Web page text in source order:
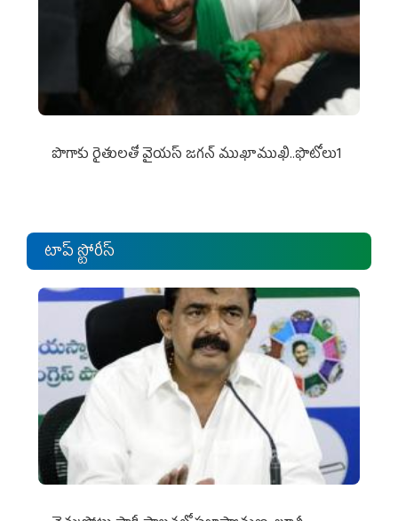
పొగాకు రైతుల‌తో వైయ‌స్ జ‌గ‌న్ ముఖాముఖి..ఫొటోలు1
టాప్ స్టోరీస్